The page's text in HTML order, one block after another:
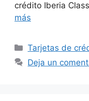
crédito Iberia
más
Categorías
Tarjetas de
Deja un